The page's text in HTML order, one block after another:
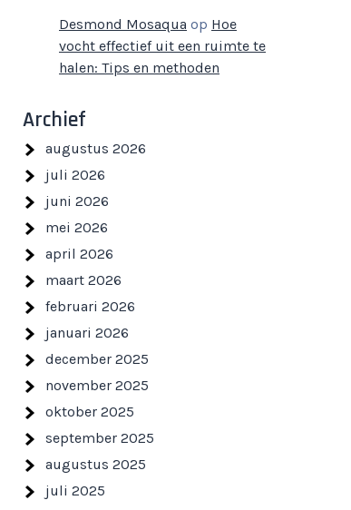
Desmond Mosaqua op Hoe
vocht effectief uit een ruimte te
halen: Tips en methoden
Archief
augustus 2026
juli 2026
juni 2026
mei 2026
april 2026
maart 2026
februari 2026
januari 2026
december 2025
november 2025
oktober 2025
september 2025
augustus 2025
juli 2025